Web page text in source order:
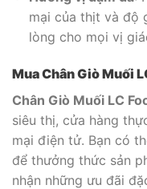
mại của thịt và độ
lòng cho mọi vị
Mua Chân Giò Muối
Chân Giò Muối LC
siêu thị, cửa hàng
mại điện tử. Bạn có
để thưởng thức sản
nhận những ưu đãi